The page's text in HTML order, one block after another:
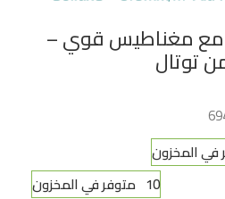
ماء 60 سم مع مغناطيس قوي –
من توتال
10 متوفر في المخزون